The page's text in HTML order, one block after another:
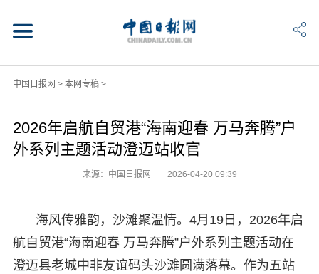
中国日报网 > 本网专稿>
2026年启航自贸港“海南迎春 万马奔腾”户
外系列主题活动澄迈站收官
来源：中国日报网 2026-04-20 09:39
海风传雅韵，沙滩聚温情。4月19日，2026年启
航自贸港“海南迎春 万马奔腾”户外系列主题活动在
澄迈县老城中非友谊码头沙滩圆满落幕。作为五站